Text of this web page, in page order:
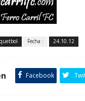
Fecha : 24.10.12
Facebook